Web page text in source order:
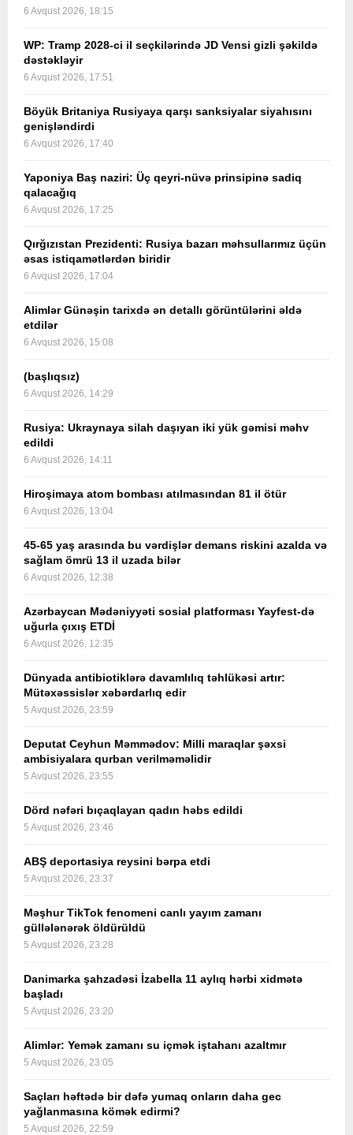
6 Avqust 2026, 18:15
WP: Tramp 2028-ci il seçkilərində JD Vensi gizli şəkildə
dəstəkləyir
6 Avqust 2026, 17:51
Böyük Britaniya Rusiyaya qarşı sanksiyalar siyahısını
genişləndirdi
6 Avqust 2026, 17:40
Yaponiya Baş naziri: Üç qeyri-nüvə prinsipinə sadiq
qalacağıq
6 Avqust 2026, 17:25
Qırğızıstan Prezidenti: Rusiya bazarı məhsullarımız üçün
əsas istiqamətlərdən biridir
6 Avqust 2026, 17:04
Alimlər Günəşin tarixdə ən detallı görüntülərini əldə
etdilər
6 Avqust 2026, 15:08
(başlıqsız)
6 Avqust 2026, 14:29
Rusiya: Ukraynaya silah daşıyan iki yük gəmisi məhv
edildi
6 Avqust 2026, 14:11
Hiroşimaya atom bombası atılmasından 81 il ötür
6 Avqust 2026, 13:04
45-65 yaş arasında bu vərdişlər demans riskini azalda və
sağlam ömrü 13 il uzada bilər
6 Avqust 2026, 12:38
Azərbaycan Mədəniyyəti sosial platforması Yayfest-də
uğurla çıxış ETDİ
6 Avqust 2026, 12:35
Dünyada antibiotiklərə davamlılıq təhlükəsi artır:
Mütəxəssislər xəbərdarlıq edir
5 Avqust 2026, 23:59
Deputat Ceyhun Məmmədov: Milli maraqlar şəxsi
ambisiyalara qurban verilməməlidir
5 Avqust 2026, 23:55
Dörd nəfəri bıçaqlayan qadın həbs edildi
5 Avqust 2026, 23:46
ABŞ deportasiya reysini bərpa etdi
5 Avqust 2026, 23:37
Məşhur TikTok fenomeni canlı yayım zamanı
güllələnərək öldürüldü
5 Avqust 2026, 23:28
Danimarka şahzadəsi İzabella 11 aylıq hərbi xidmətə
başladı
5 Avqust 2026, 23:20
Alimlər: Yemək zamanı su içmək iştahanı azaltmır
5 Avqust 2026, 23:05
Saçları həftədə bir dəfə yumaq onların daha gec
yağlanmasına kömək edirmi?
5 Avqust 2026, 22:59